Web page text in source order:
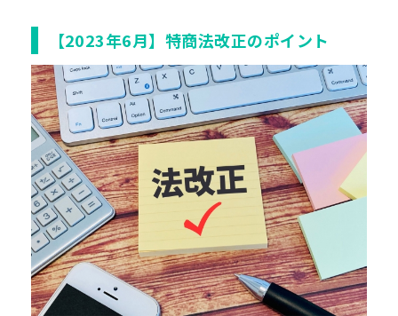
【2023年6月】特商法改正のポイント